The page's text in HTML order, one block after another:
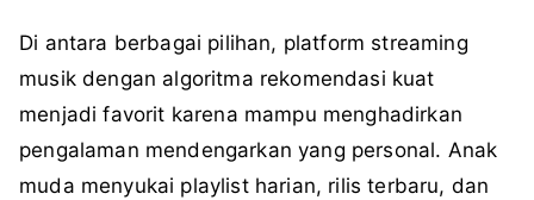
Di antara berbagai pilihan, platform streaming
musik dengan algoritma rekomendasi kuat
menjadi favorit karena mampu menghadirkan
pengalaman mendengarkan yang personal. Anak
muda menyukai playlist harian, rilis terbaru, dan